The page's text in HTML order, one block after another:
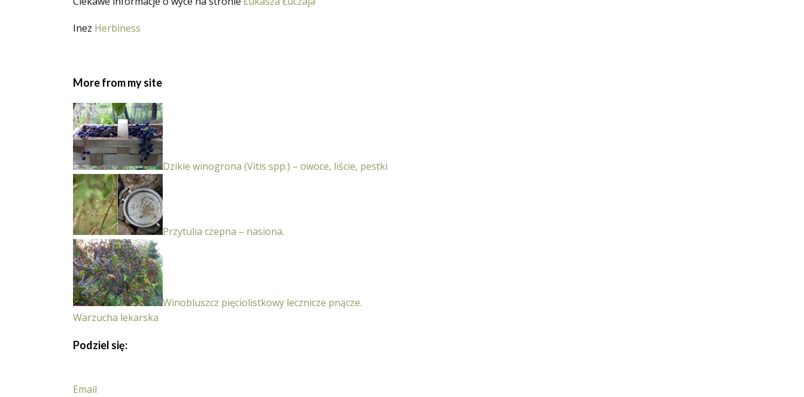
Inez Herbiness
More from my site
Dzikie winogrona (Vitis spp.) – owoce, liście, pestki
Przytulia czepna – nasiona.
Winobluszcz pięciolistkowy lecznicze pnącze.
Warzucha lekarska
Podziel się:
Email